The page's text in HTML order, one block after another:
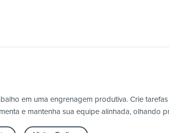
em uma engrenagem produtiva. Crie
e mantenha sua equipe alinhada, olhando